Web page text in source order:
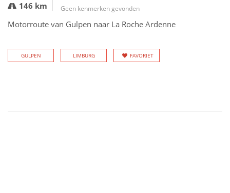
146 km Geen kenmerken gevonden
Motorroute van Gulpen naar La Roche Ardenne
GULPEN LIMBURG FAVORIET